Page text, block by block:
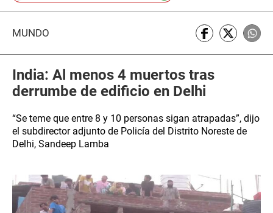
MUNDO
India: Al menos 4 muertos tras
derrumbe de edificio en Delhi
“Se teme que entre 8 y 10 personas sigan atrapadas”, dijo
el subdirector adjunto de Policía del Distrito Noreste de
Delhi, Sandeep Lamba